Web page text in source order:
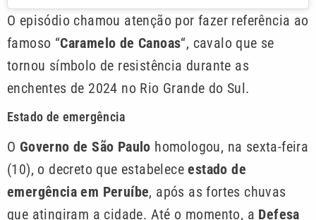
O episódio chamou atenção por fazer referência ao
famoso “Caramelo de Canoas“, cavalo que se
tornou símbolo de resistência durante as
enchentes de 2024 no Rio Grande do Sul.
Estado de emergência
O Governo de São Paulo homologou, na sexta-feira
(10), o decreto que estabelece estado de
emergência em Peruíbe, após as fortes chuvas
que atingiram a cidade. Até o momento, a Defesa